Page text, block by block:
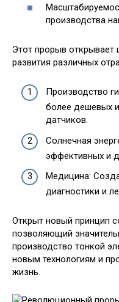
производства
Этот прорыв открывает
развития различных
Производство
более дешевых
датчиков.
Солнечная
эффективных и
Медицина:
диагностики и
Открыт новый принцип
позволяющий
производство тонкой
новым технологиям и
жизнь.